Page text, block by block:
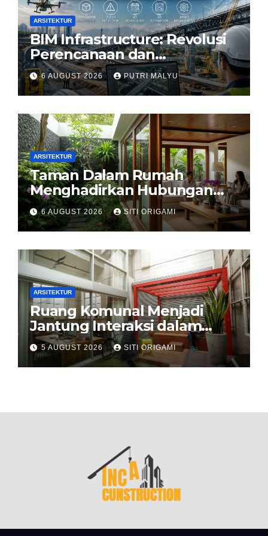
ARSITEKTUR
BIM Infrastructure: Revolusi
Perencanaan dan
Pengelolaan Infrastruktur
6 AUGUST 2026 PUTRI MALYU
ARSITEKTUR
Taman Dalam Rumah
Menghadirkan Hubungan
Harmonis antara Arsitektur
dan Alam
6 AUGUST 2026 SITI ORIGAMI
ARSITEKTUR
Ruang Komunal Menjadi
Jantung Interaksi dalam
Perancangan Arsitektur
Modern
5 AUGUST 2026 SITI ORIGAMI